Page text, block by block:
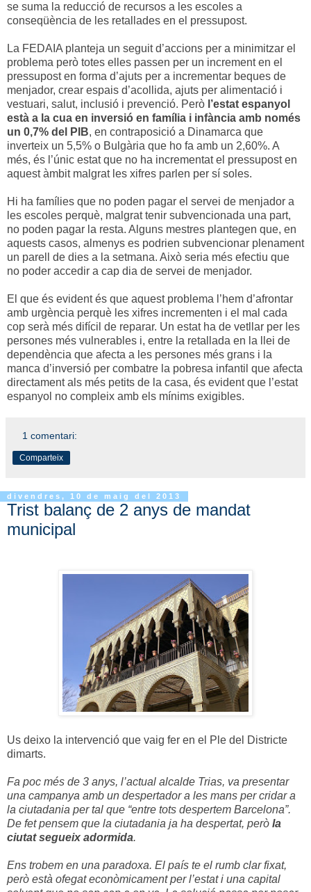
se suma la reducció de recursos a les escoles a
conseqüència de les retallades en el pressupost.
La FEDAIA planteja un seguit d’accions per a minimitzar el
problema però totes elles passen per un increment en el
pressupost en forma d’ajuts per a incrementar beques de
menjador, crear espais d’acollida, ajuts per alimentació i
vestuari, salut, inclusió i prevenció. Però l’estat espanyol
està a la cua en inversió en família i infància amb només
un 0,7% del PIB, en contraposició a Dinamarca que
inverteix un 5,5% o Bulgària que ho fa amb un 2,60%. A
més, és l’únic estat que no ha incrementat el pressupost en
aquest àmbit malgrat les xifres parlen per sí soles.
Hi ha famílies que no poden pagar el servei de menjador a
les escoles perquè, malgrat tenir subvencionada una part,
no poden pagar la resta. Alguns mestres plantegen que, en
aquests casos, almenys es podrien subvencionar plenament
un parell de dies a la setmana. Això seria més efectiu que
no poder accedir a cap dia de servei de menjador.
El que és evident és que aquest problema l’hem d’afrontar
amb urgència perquè les xifres incrementen i el mal cada
cop serà més difícil de reparar. Un estat ha de vetllar per les
persones més vulnerables i, entre la retallada en la llei de
dependència que afecta a les persones més grans i la
manca d’inversió per combatre la pobresa infantil que afecta
directament als més petits de la casa, és evident que l’estat
espanyol no compleix amb els mínims exigibles.
1 comentari:
Comparteix
divendres, 10 de maig del 2013
Trist balanç de 2 anys de mandat
municipal
Us deixo la intervenció que vaig fer en el Ple del Districte
dimarts.
Fa poc més de 3 anys, l’actual alcalde Trias, va presentar
una campanya amb un despertador a les mans per cridar a
la ciutadania per tal que “entre tots despertem Barcelona”.
De fet pensem que la ciutadania ja ha despertat, però la
ciutat segueix adormida.
Ens trobem en una paradoxa. El país te el rumb clar fixat,
però està ofegat econòmicament per l’estat i una capital